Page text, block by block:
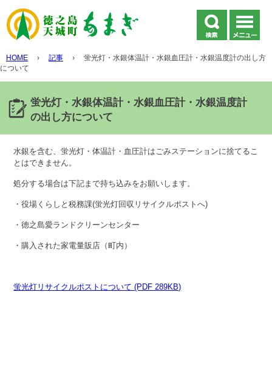
HOME › 記事 ›
蛍光灯・水銀体温計・水銀血圧計・水銀温度計の出し方
について
蛍光灯・水銀体温計・水銀血圧計・水銀温度計
の出し方について
水銀を含む、蛍光灯・体温計・血圧計はごみステーションに捨てるこ
とはできません。
処分する場合は下記まで持ち込みをお願いします。
・役場くらしと税務課(蛍光灯回収リサイクルポストへ)
・徳之島愛ランドクリーンセンター
・購入された家電量販店（町内）
蛍光灯リサイクルポストについて (PDF 289KB)